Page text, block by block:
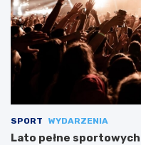
SPORT WYDARZENIA
Lato pełne sportowych